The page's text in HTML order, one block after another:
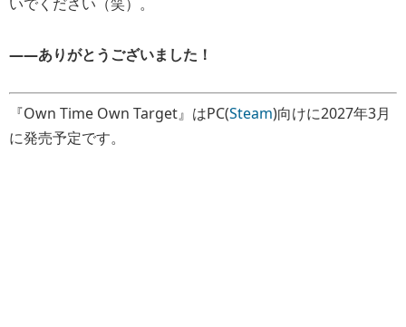
――ありがとうございました！
『Own Time Own Target』はPC(Steam)向けに2027年3月
に発売予定です。